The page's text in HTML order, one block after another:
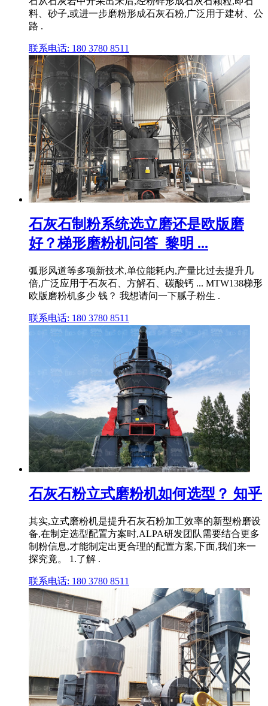
料、砂子,或进一步磨粉形成石灰石粉,广泛用于建材、公
路 .
联系电话: 180 3780 8511
石灰石制粉系统选立磨还是欧版磨
好？梯形磨粉机问答_黎明 ...
弧形风道等多项新技术,单位能耗内,产量比过去提升几
倍,广泛应用于石灰石、方解石、碳酸钙 ... MTW138梯形
欧版磨粉机多少 钱？ 我想请问一下腻子粉生 .
联系电话: 180 3780 8511
石灰石粉立式磨粉机如何选型？ 知乎
其实,立式磨粉机是提升石灰石粉加工效率的新型粉磨设
备,在制定选型配置方案时,ALPA研发团队需要结合更多
制粉信息,才能制定出更合理的配置方案,下面,我们来一
探究竟。 1.了解 .
联系电话: 180 3780 8511